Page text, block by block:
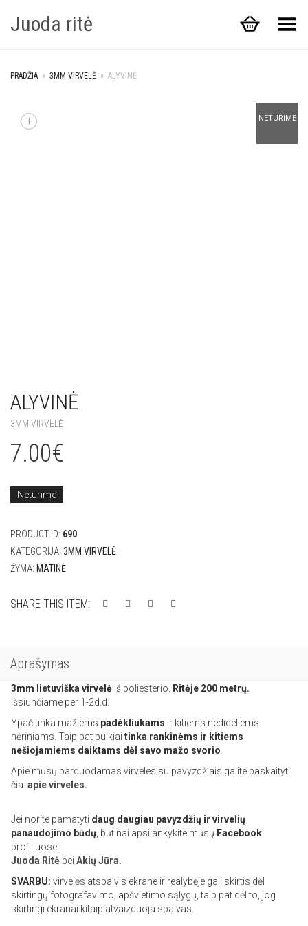
Juoda ritė Toggle Menu
PRADŽIA » 3MM VIRVELĖ » ALYVINĖ
NETURIME
+
ALYVINĖ
3MM VIRVELĖ
7.00€
Neturime
PRODUCT ID: 690
KATEGORIJA: 3MM VIRVELĖ
ŽYMA: MATINĖ
SHARE THIS ITEM:
Aprašymas
3mm lietuviška virvelė iš poliesterio.
Ritėje 200 metrų.
Išsiunčiame per 1-2d.d.
Ypač tinka mažiems padėkliukams ir kitiems nedideliems
nėriniams. Taip pat puikiai tinka rankinėms ir kitiems
nešiojamiems daiktams dėl savo mažo svorio
Apie mūsų parduodamas virveles su pavyzdžiais galite paskaityti
čia: apie virveles.
Jei norite pamatyti daug daugiau pavyzdžių ir virvelių
panaudojimo būdų , būtinai apsilankykite mūsų Facebook
profiliuose:
Juoda Ritė bei Akių Jūra.
SVARBU: virvelės atspalvis ekrane ir realybėje gali skirtis dėl
skirtingų fotografavimo, apšvietimo sąlygų, taip pat dėl to, jog
skirtingi ekranai kitaip atvaizduoja spalvas.